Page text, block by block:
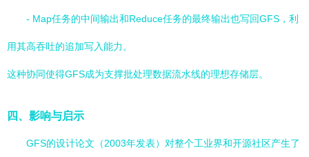
- Map任务的中间输出和Reduce任务的最终输出也写回GFS，利
用其高吞吐的追加写入能力。
这种协同使得GFS成为支撑批处理数据流水线的理想存储层。
四、影响与启示
GFS的设计论文（2003年发表）对整个工业界和开源社区产生了